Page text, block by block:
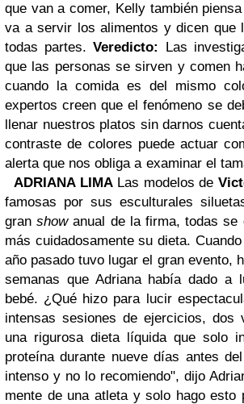
que van a comer, Kelly también
va a servir los alimentos y dicen que
todas partes.Veredicto:
Las
que las personas se sirven y comen
cuando la comida es del mismo
expertos creen que el fenómeno se
llenar nuestros platos sin darnos
contraste de colores puede actuar
alerta que nos obliga a examinar el
ADRIANA LIMALas modelos de
famosas por sus esculturales
granshowanual de la firma, todas se
más cuidadosamente su dieta.
año pasado tuvo lugar el gran evento,
semanas que Adriana había dado a
bebé. ¿Qué hizo para lucir
intensas sesiones de ejercicios,
una rigurosa dieta líquida que solo
proteína durante nueve días antes
intenso y no lo recomiendo", dijo
mente de una atleta y solo hago esto